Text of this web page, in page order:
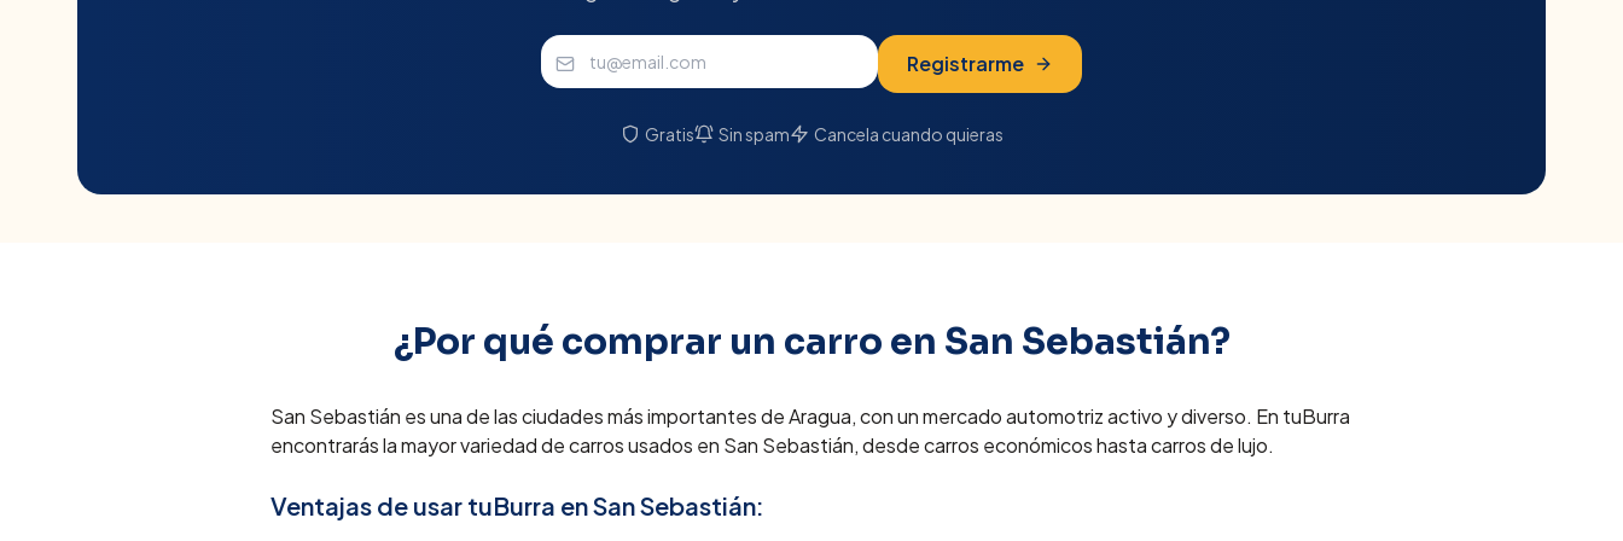
Registrarme
Gratis Sin spam Cancela cuando quieras
¿Por qué comprar un carro en San Sebastián?
San Sebastián es una de las ciudades más importantes de Aragua, con un mercado automotriz activo y diverso. En tuBurra
encontrarás la mayor variedad de carros usados en San Sebastián, desde carros económicos hasta carros de lujo.
Ventajas de usar tuBurra enSan Sebastián: